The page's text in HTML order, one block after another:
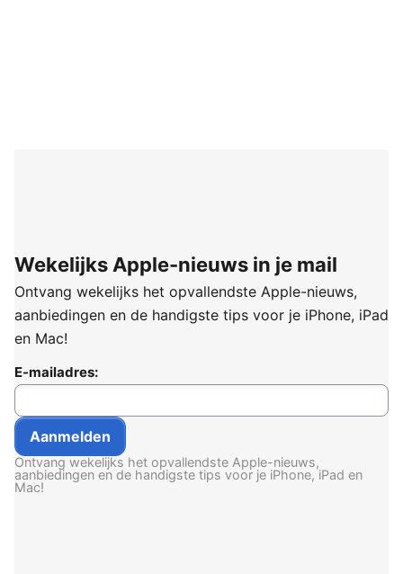
Wekelijks Apple-nieuws in je mail
Ontvang wekelijks het opvallendste Apple-nieuws,
aanbiedingen en de handigste tips voor je iPhone, iPad
en Mac!
E-mailadres:
Ontvang wekelijks het opvallendste Apple-nieuws,
aanbiedingen en de handigste tips voor je iPhone, iPad en
Mac!